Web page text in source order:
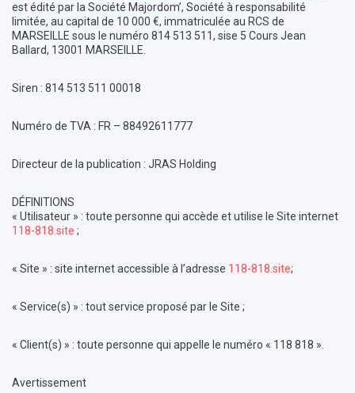
est édité par la Société Majordom’, Société à responsabilité
limitée, au capital de 10 000 €, immatriculée au RCS de
MARSEILLE sous le numéro 814 513 511, sise 5 Cours Jean
Ballard, 13001 MARSEILLE.
Siren : 814 513 511 00018
Numéro de TVA : FR – 88492611777
Directeur de la publication : JRAS Holding
DÉFINITIONS
« Utilisateur » : toute personne qui accède et utilise le Site internet
118-818.site ;
« Site » : site internet accessible à l’adresse 118-818.site;
« Service(s) » : tout service proposé par le Site ;
« Client(s) » : toute personne qui appelle le numéro « 118 818 ».
Avertissement